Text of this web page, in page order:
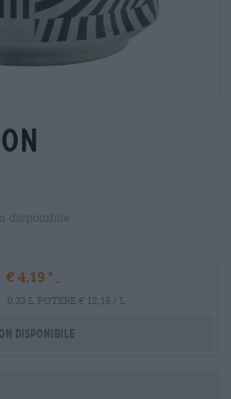
disponibile
€ 4,19
0,33 L POTERE € 12,15 / L
disponibile